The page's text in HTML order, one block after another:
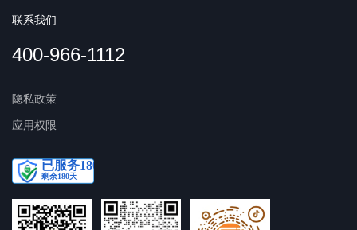
联系我们
400-966-1112
隐私政策
应用权限